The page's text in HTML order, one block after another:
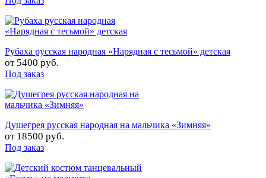
Рубаха русская народная «Нарядная с тесьмой» детская
от 5400 руб.
Под заказ
Душегрея русская народная на мальчика «Зимняя»
от 18500 руб.
Под заказ